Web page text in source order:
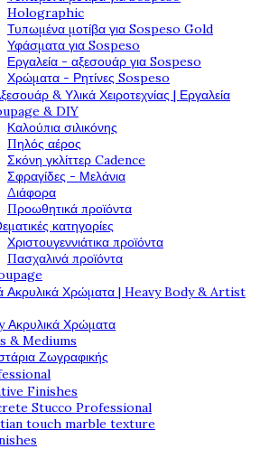
Holographic
Τυπωμένα μοτίβα για Sospeso Gold
Υφάσματα για Sospeso
Εργαλεία - αξεσουάρ για Sospeso
Χρώματα - Ρητίνες Sospeso
& Υλικά Χειροτεχνίας | Εργαλεία
& DIY
Καλούπια σιλικόνης
Πηλός αέρος
Σκόνη γκλίττερ Cadence
Σφραγίδες - Μελάνια
Διάφορα
Προωθητικά προϊόντα
κατηγορίες
Χριστουγεννιάτικα προϊόντα
Πασχαλινά προϊόντα
Ακρυλικά Χρώματα | Heavy Body & Artist
Ακρυλικά Χρώματα
& Mediums
Ζωγραφικής
Finishes
Stucco Professional
touch marble texture